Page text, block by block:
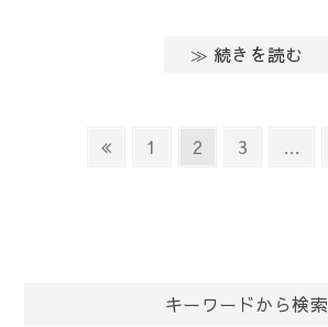
≫ 続きを読む
Previous
Page
1 Page
2 Page
3 …
キーワードから検索